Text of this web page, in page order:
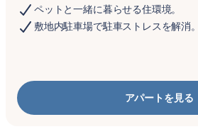
ペットと一緒に暮らせる住環境。
敷地内駐車場で駐車ストレスを解消。
アパートを見る